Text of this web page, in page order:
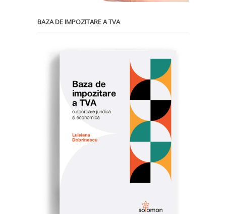
BAZA DE IMPOZITARE A TVA